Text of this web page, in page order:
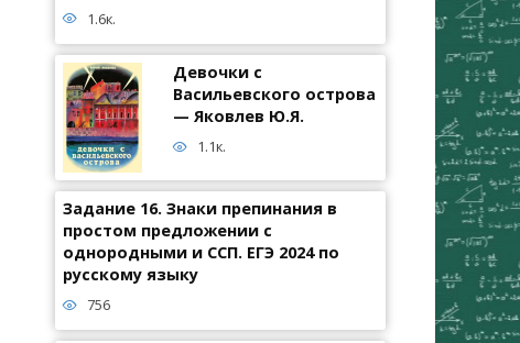
1.6к.
Девочки с
Васильевского острова
— Яковлев Ю.Я.
1.1к.
Задание 16. Знаки препинания в
простом предложении с
однородными и ССП. ЕГЭ 2024 по
русскому языку
756